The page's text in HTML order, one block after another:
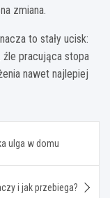
zmiana.
to stały ucisk:
pracująca stopa
nawet najlepiej
ulga w domu
i jak przebiega?